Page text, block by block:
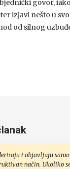
govor,
izjavi nešto u
od silnog
i objavljuju
način. Ukoliko